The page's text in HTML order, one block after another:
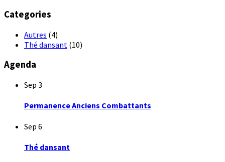
Categories
Autres (4)
Thé dansant (10)
Agenda
Sep 3
Permanence Anciens Combattants
Sep 6
Thé dansant